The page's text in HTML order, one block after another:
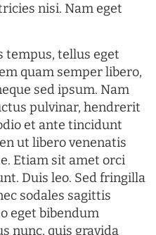
nisi. Nam eget
tempus, tellus eget
quam semper libero,
sed ipsum. Nam
pulvinar, hendrerit
et ante tincidunt
ut libero venenatis
Etiam sit amet orci
Duis leo. Sed fringilla
sodales sagittis
eget bibendum
nunc, quis gravida